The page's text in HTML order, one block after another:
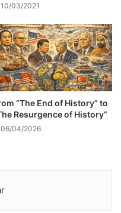
10/03/2021
“The End of History” to
Resurgence of History”
06/04/2026